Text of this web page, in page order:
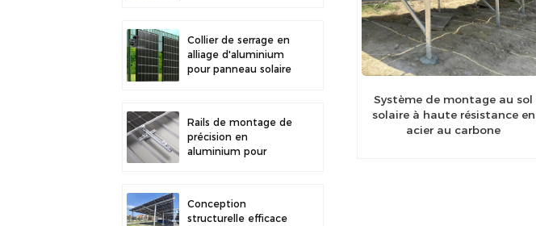
Système de montage au sol
solaire à haute résistance en
acier au carbone
du véhicule
Collier de serrage en
alliage d'aluminium
pour panneau solaire
Rails de montage de
précision en
aluminium pour
Conception
structurelle efficace